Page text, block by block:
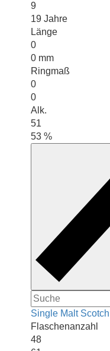
9
19 Jahre
Länge
0
0 mm
Ringmaß
0
0
Alk.
51
53 %
Single Malt
Flaschenanzahl
48